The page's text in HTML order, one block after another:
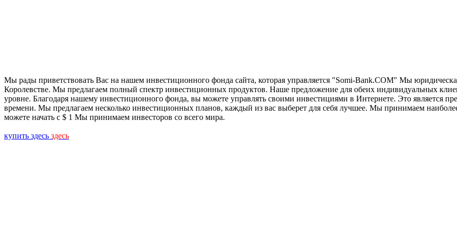
Мы рады приветствовать Вас на нашем инвестиционного фонда сайта, которая управляется "Somi-Bank.COM" Мы
Королевстве. Мы предлагаем полный спектр инвестиционных продуктов. Наше предложение для обеих индивидуальных
уровне. Благодаря нашему инвестиционного фонда, вы можете управлять своими инвестициями в Интернете. Это является
времени. Мы предлагаем несколько инвестиционных планов, каждый из вас выберет для себя лучшее. Мы принимаем
можете начать с $ 1 Мы принимаем инвесторов со всего мира.
купить здесь здесь